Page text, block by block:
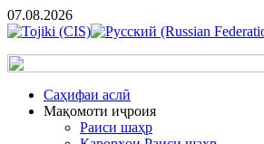
07.08.2026
Cаҳифаи аслӣ
Мақомоти иҷроия
Раиси шаҳр